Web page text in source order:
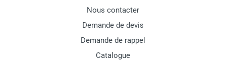
Nous contacter
Demande de devis
Demande de rappel
Catalogue